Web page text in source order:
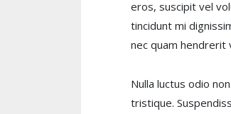
eros, suscipit vel
tincidunt mi
nec quam hendrerit
Nulla luctus odio
tristique.